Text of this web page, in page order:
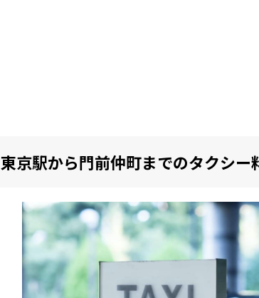
東京駅から門前仲町までのタクシー